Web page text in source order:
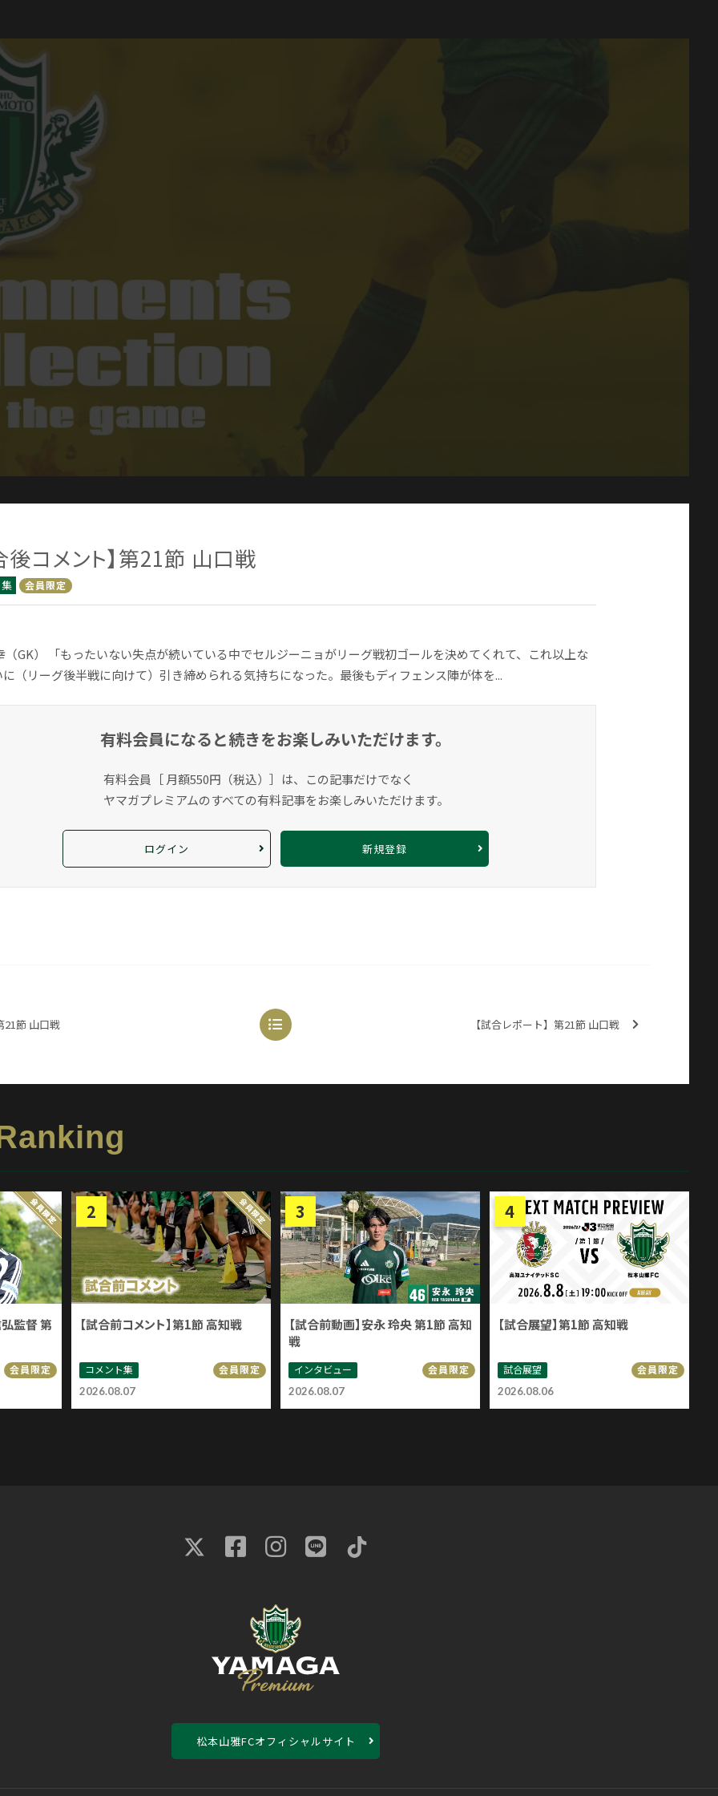
後コメント】第21節 山口戦
会員限定
（GK） 「もったいない失点が続いている中でセルジーニョがリーグ戦初ゴールを決めてくれて、これ以上な
に（リーグ後半戦に向けて）引き締められる気持ちになった。最後もディフェンス陣が体を...
有料会員になると続きをお楽しみいただけます。
有料会員［ 月額550円（税込）］は、この記事だけでなく
ヤマガプレミアムのすべての有料記事をお楽しみいただけます。
ログイン 新規登録
21節 山口戦 【試合レポート】第21節 山口戦
弘監督 第
会員限定
2026.08.07
【試合前コメント】第1節 高知戦
コメント集 会員限定
2026.08.07
【試合前動画】安永 玲央 第1節 高知
戦
インタビュー 会員限定
2026.08.06
【試合展望】第1節 高知戦
試合展望 会員限定
松本山雅FCオフィシャルサイト